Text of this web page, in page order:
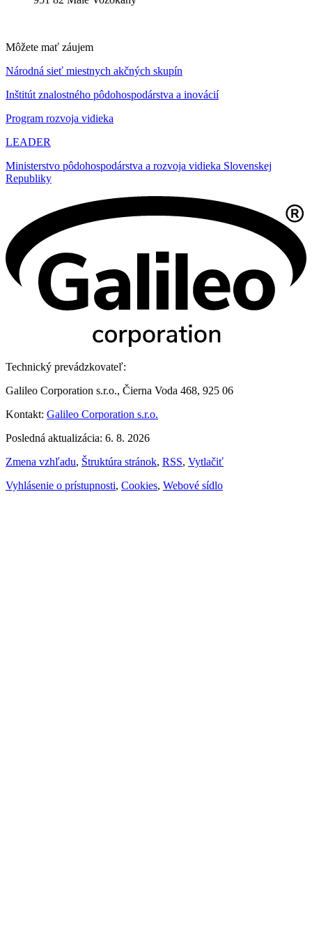
Môžete mať záujem
Národná sieť miestnych akčných skupín
Inštitút znalostného pôdohospodárstva a inovácií
Program rozvoja vidieka
LEADER
Ministerstvo pôdohospodárstva a rozvoja vidieka Slovenskej
Republiky
Technický prevádzkovateľ:
Galileo Corporation s.r.o., Čierna Voda 468, 925 06
Kontakt: Galileo Corporation s.r.o.
Posledná aktualizácia: 6. 8. 2026
Zmena vzhľadu, Štruktúra stránok, RSS, Vytlačiť
Vyhlásenie o prístupnosti, Cookies, Webové sídlo